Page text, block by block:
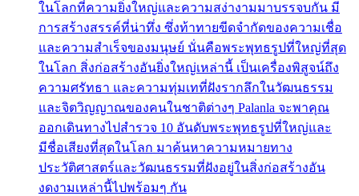
ในโลกที่ความยิ่งใหญ่และความสง่างามมาบรรจบกัน มี
การสร้างสรรค์ที่น่าทึ่ง ซึ่งท้าทายขีดจำกัดของความเชื่อ
และความสำเร็จของมนุษย์ นั่นคือพระพุทธรูปที่ใหญ่ที่สุด
ในโลก สิ่งก่อสร้างอันยิ่งใหญ่เหล่านี้ เป็นเครื่องพิสูจน์ถึง
ความศรัทธา และความทุ่มเทที่ฝังรากลึกในวัฒนธรรม
และจิตวิญญาณของคนในชาติต่างๆ Palanla จะพาคุณ
ออกเดินทางไปสำรวจ 10 อันดับพระพุทธรูปที่ใหญ่และ
มีชื่อเสียงที่สุดในโลก มาค้นหาความหมายทาง
ประวัติศาสตร์และวัฒนธรรมที่ฝังอยู่ในสิ่งก่อสร้างอัน
งดงามเหล่านี้ไปพร้อมๆ กัน